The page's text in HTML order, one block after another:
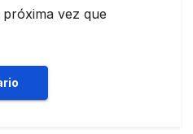
vez que